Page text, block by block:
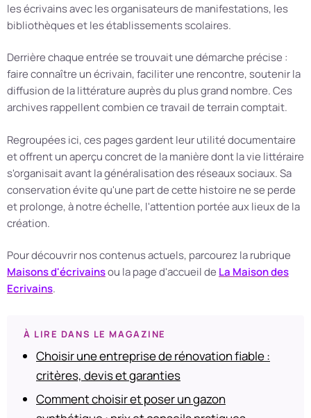
les écrivains avec les organisateurs de manifestations, les
bibliothèques et les établissements scolaires.
Derrière chaque entrée se trouvait une démarche précise :
faire connaître un écrivain, faciliter une rencontre, soutenir la
diffusion de la littérature auprès du plus grand nombre. Ces
archives rappellent combien ce travail de terrain comptait.
Regroupées ici, ces pages gardent leur utilité documentaire
et offrent un aperçu concret de la manière dont la vie littéraire
s'organisait avant la généralisation des réseaux sociaux. Sa
conservation évite qu'une part de cette histoire ne se perde
et prolonge, à notre échelle, l'attention portée aux lieux de la
création.
Pour découvrir nos contenus actuels, parcourez la rubrique
Maisons d'écrivainsou la page d'accueil de La Maison des
Ecrivains.
À LIRE DANS LE MAGAZINE
Choisir une entreprise de rénovation fiable :
critères, devis et garanties
Comment choisir et poser un gazon